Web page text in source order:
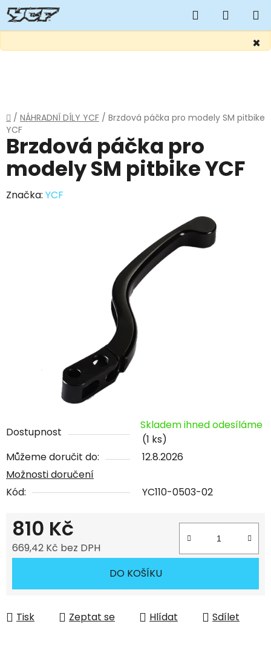
×
Hledat
KOŠÍK
Domů
/ NÁHRADNÍ DÍLY YCF / Brzdová páčka pro modely SM pitbike
YCF
Dostupnost
Skladem ihned odesíláme
(1 ks)
Můžeme doručit do:
12.8.2026
Možnosti doručení
Kód:
YC110-0503-02
810 Kč
669,42 Kč bez DPH
DO KOŠÍKU
Tisk Zeptat se Hlídat Sdílet
Brzdová páčka pro
modely SM pitbike YCF
Značka: YCF